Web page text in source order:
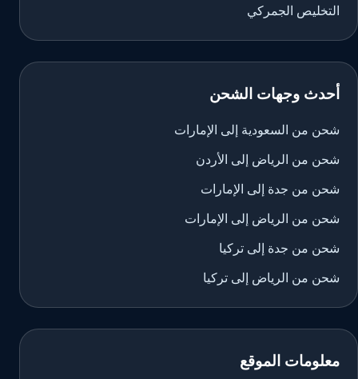
التخليص الجمركي
أحدث وجهات الشحن
شحن من السعودية إلى الإمارات
شحن من الرياض إلى الأردن
شحن من جدة إلى الإمارات
شحن من الرياض إلى الإمارات
شحن من جدة إلى تركيا
شحن من الرياض إلى تركيا
معلومات الموقع